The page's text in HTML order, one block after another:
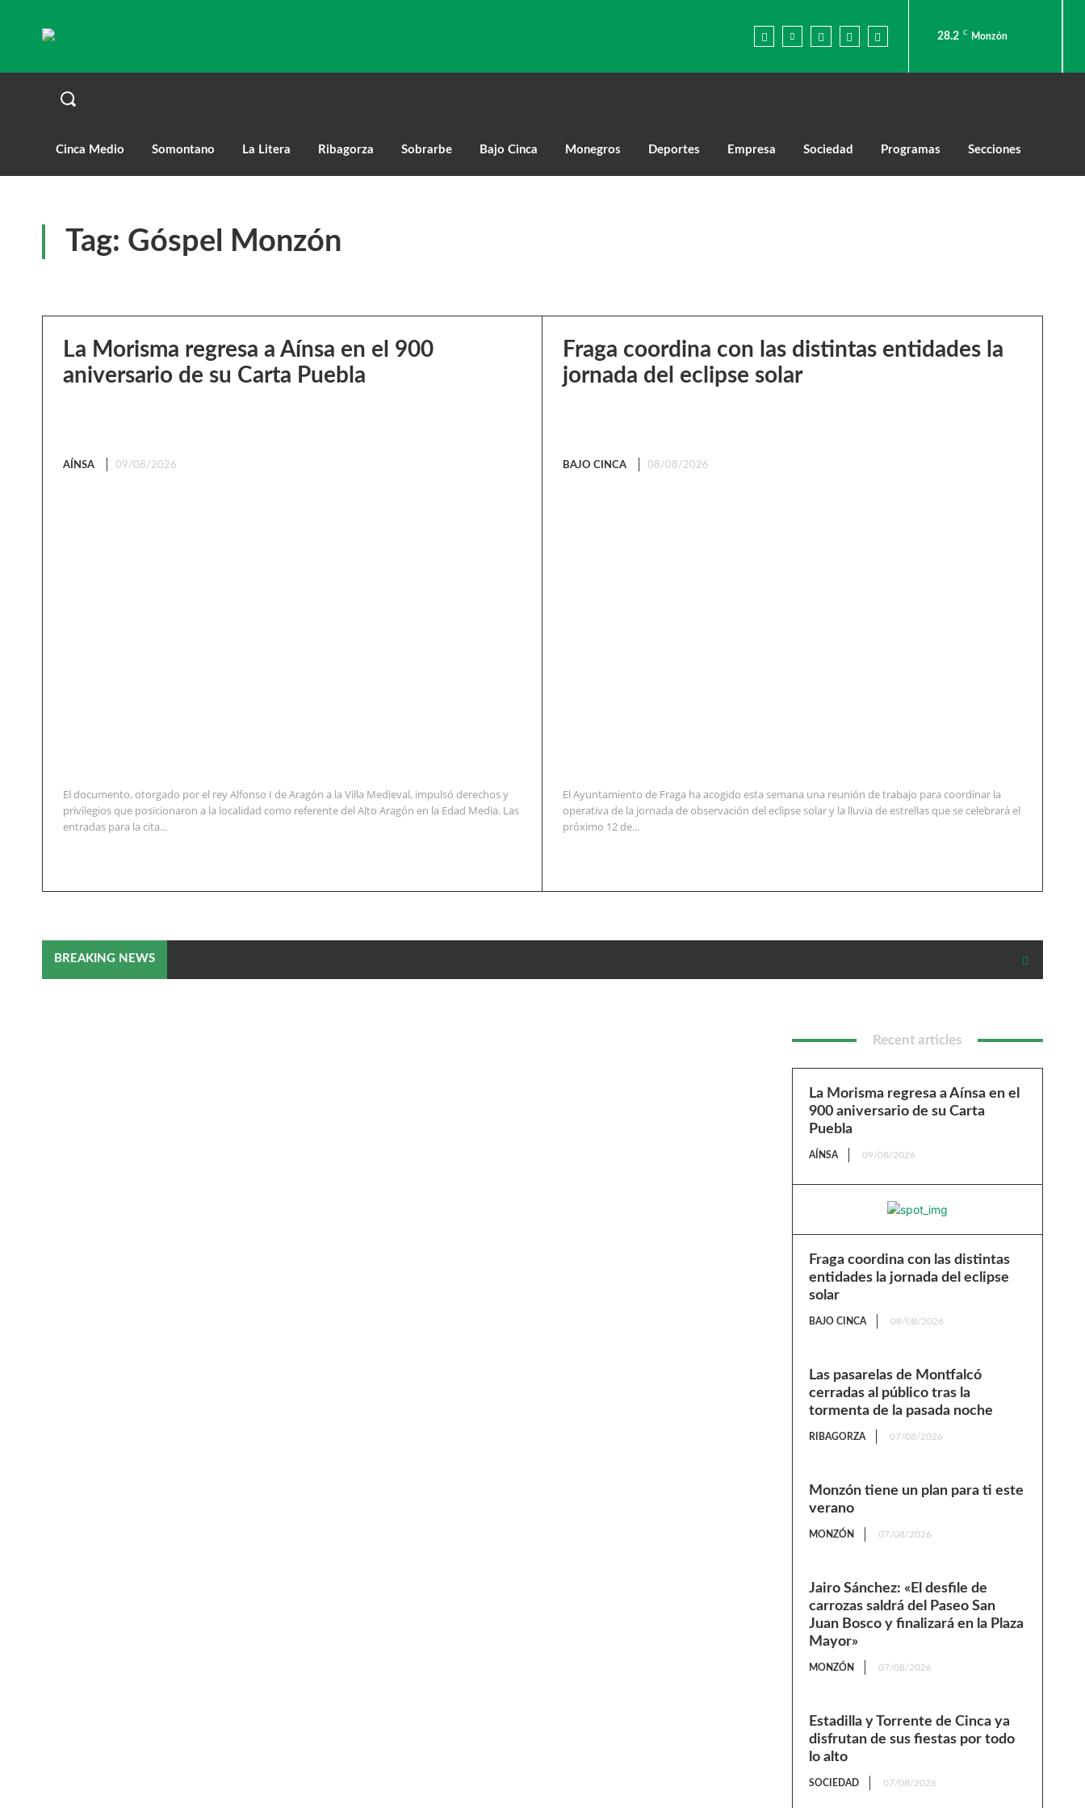
28.2 C Monzón
Cinca Medio Somontano La Litera Ribagorza Sobrarbe Bajo Cinca Monegros Deportes Empresa Sociedad Programas Secciones
Tag: Góspel Monzón
La Morisma regresa a Aínsa en el 900
aniversario de su Carta Puebla
AÍNSA 09/08/2026
El documento, otorgado por el rey Alfonso I de Aragón a la Villa Medieval, impulsó derechos y
privilegios que posicionaron a la localidad como referente del Alto Aragón en la Edad Media. Las
entradas para la cita...
Fraga coordina con las distintas entidades la
jornada del eclipse solar
BAJO CINCA 08/08/2026
El Ayuntamiento de Fraga ha acogido esta semana una reunión de trabajo para coordinar la
operativa de la jornada de observación del eclipse solar y la lluvia de estrellas que se celebrará el
próximo 12 de...
BREAKING NEWS
Recent articles
La Morisma regresa a Aínsa en el
900 aniversario de su Carta
Puebla
AÍNSA 09/08/2026
Fraga coordina con las distintas
entidades la jornada del eclipse
solar
BAJO CINCA 08/08/2026
Las pasarelas de Montfalcó
cerradas al público tras la
tormenta de la pasada noche
RIBAGORZA 07/08/2026
Monzón tiene un plan para ti este
verano
MONZÓN 07/08/2026
Jairo Sánchez: «El desfile de
carrozas saldrá del Paseo San
Juan Bosco y finalizará en la Plaza
Mayor»
MONZÓN 07/08/2026
Estadilla y Torrente de Cinca ya
disfrutan de sus fiestas por todo
lo alto
SOCIEDAD 07/08/2026